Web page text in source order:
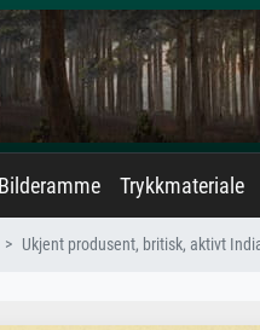
Bilderamme Trykkmateriale
Ukjent produsent, britisk, aktivt